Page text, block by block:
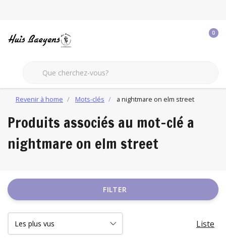
0
Revenir à home Mots-clés a nightmare on elm street
Produits associés au mot-clé a
nightmare on elm street
FILTER
Liste